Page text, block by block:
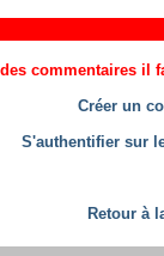
commentaires il
Créer un
S'authentifier sur
Retour à